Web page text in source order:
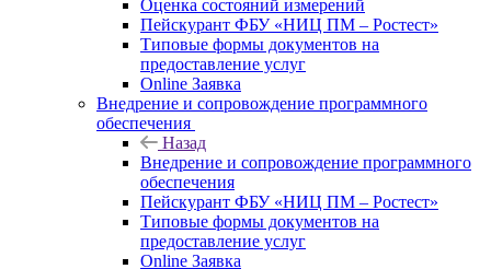
Оценка состояний измерений
Пейскурант ФБУ «НИЦ ПМ – Ростест»
Типовые формы документов на
предоставление услуг
Online Заявка
Внедрение и сопровождение программного
обеспечения
Назад
Внедрение и сопровождение программного
обеспечения
Пейскурант ФБУ «НИЦ ПМ – Ростест»
Типовые формы документов на
предоставление услуг
Online Заявка